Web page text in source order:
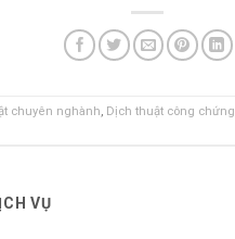
chuyên nghành, Dịch thuật công chứng
VỤ